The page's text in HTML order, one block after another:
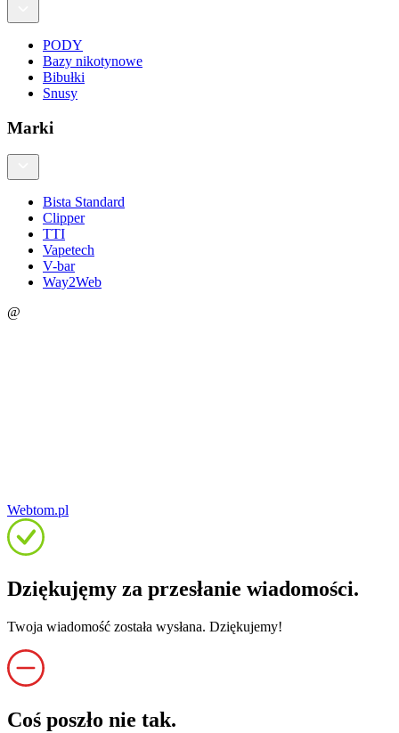
PODY
Bazy nikotynowe
Bibułki
Snusy
Marki
Bista Standard
Clipper
TTI
Vapetech
V-bar
Way2Web
@
Webtom.pl
Dziękujęmy za przesłanie wiadomości.
Twoja wiadomość została wysłana. Dziękujemy!
Coś poszło nie tak.